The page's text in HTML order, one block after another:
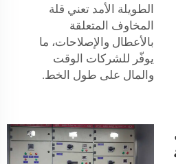
الطويلة الأمد تعني قلة
المخاوف المتعلقة
بالأعطال والإصلاحات، ما
يوفّر للشركات الوقت
والمال على طول الخط.